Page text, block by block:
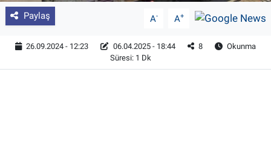
Paylaş A- A+
26.09.2024 - 12:23 06.04.2025 - 18:44 8
Okunma
Süresi: 1 Dk
Tohum